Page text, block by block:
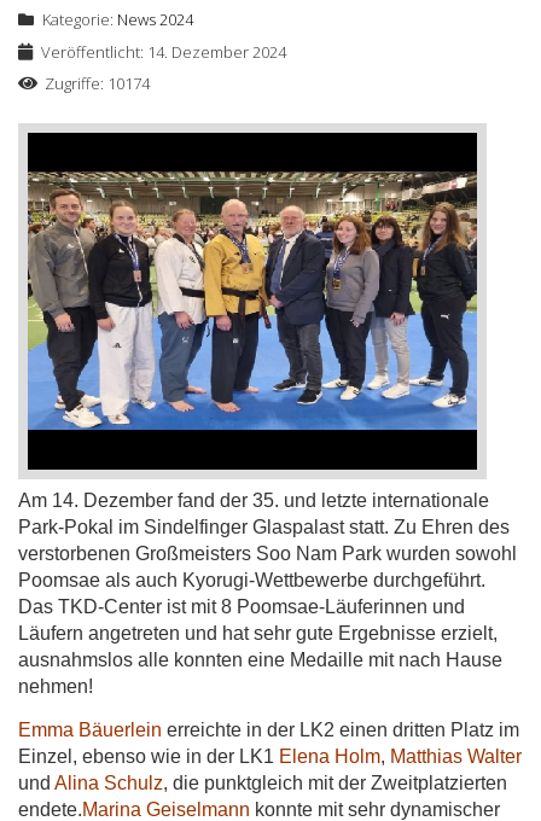
Kategorie: News 2024
Veröffentlicht: 14. Dezember 2024
Zugriffe: 10174
Am 14. Dezember fand der 35. und letzte internationale
Park-Pokal im Sindelfinger Glaspalast statt. Zu Ehren des
verstorbenen Großmeisters Soo Nam Park wurden sowohl
Poomsae als auch Kyorugi-Wettbewerbe durchgeführt.
Das TKD-Center ist mit 8 Poomsae-Läuferinnen und
Läufern angetreten und hat sehr gute Ergebnisse erzielt,
ausnahmslos alle konnten eine Medaille mit nach Hause
nehmen!
Emma Bäuerlein erreichte in der LK2 einen dritten Platz im
Einzel, ebenso wie in der LK1 Elena Holm, Matthias Walter
und Alina Schulz, die punktgleich mit der Zweitplatzierten
endete.Marina Geiselmann konnte mit sehr dynamischer